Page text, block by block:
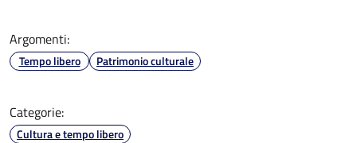
Argomenti:
Tempo libero Patrimonio culturale
Categorie:
Cultura e tempo libero